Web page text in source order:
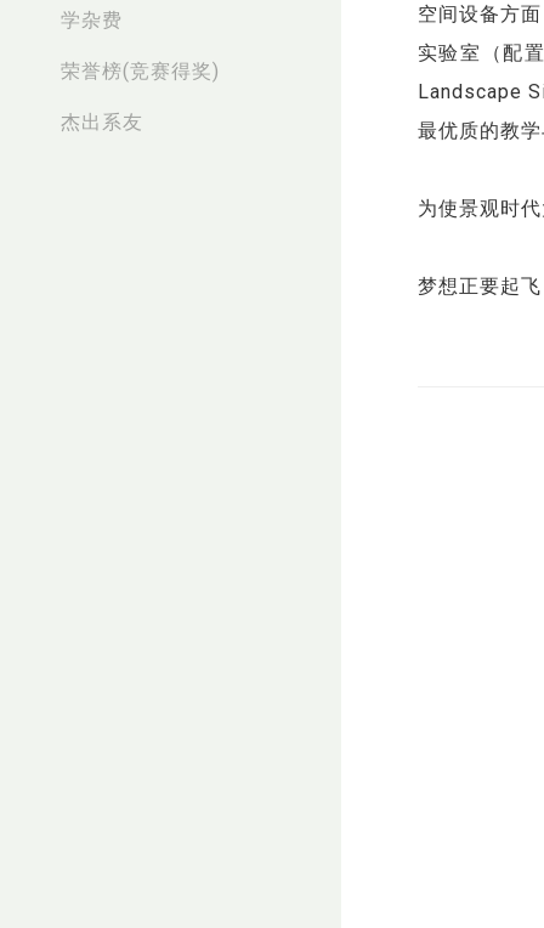
学杂费
荣誉榜(竞赛得奖)
杰出系友
空间设备方
实验室（配
Landscape
最优质的教
为使景观时
梦想正要起